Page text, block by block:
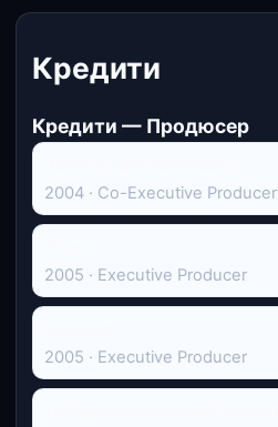
Кредити
Кредити — Продюсер
2004 · Co-Executive Producer
2005 · Executive Producer
2005 · Executive Producer